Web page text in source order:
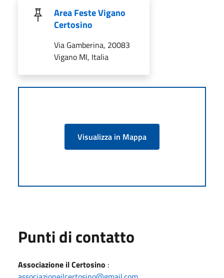
Area Feste Vigano
Certosino
Via Gamberina, 20083
Vigano MI, Italia
Visualizza in Mappa
Punti di contatto
Associazione il Certosino :